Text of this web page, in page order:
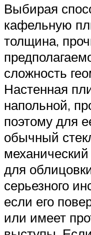
Выбирая
кафельную
толщина,
сложность
Настенная
напольной,
поэтому для
обычный
для
серьезного
если его
или имеет